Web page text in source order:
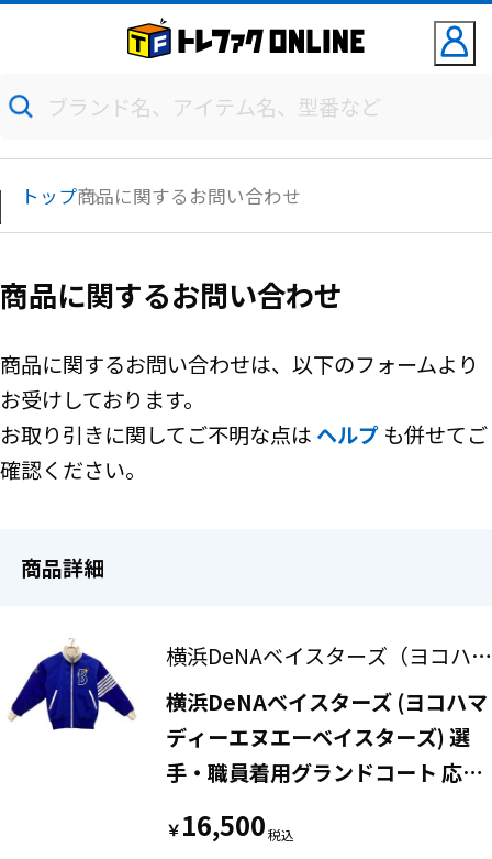
トップ商品に関するお問い合わせ
商品に関するお問い合わせ
商品に関するお問い合わせは、以下のフォームより
お受けしております。
お取り引きに関してご不明な点は ヘルプ も併せてご
確認ください。
商品詳細
横浜DeNAベイスターズ（ヨコハマ
ディーエヌエーベイスターズ）
横浜DeNAベイスターズ (ヨコハマ
ディーエヌエーベイスターズ) 選
手・職員着用グランドコート 応援
マーク刻印 @ SIZE M ブルー
￥16,500